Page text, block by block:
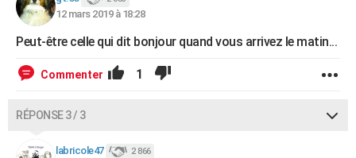
12 mars 2019 à 18:28
Peut-être celle qui dit bonjour quand vous arrivez le matin...
Commenter 1
RÉPONSE 3 / 3
labricole47 2 866